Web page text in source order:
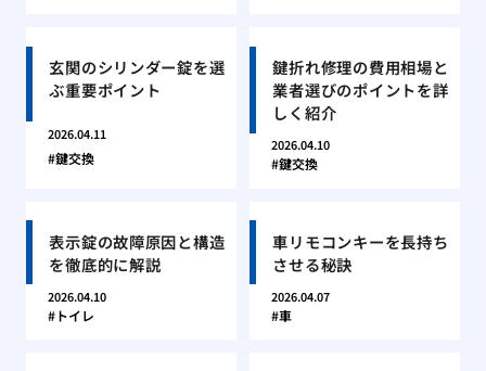
玄関のシリンダー錠を選
ぶ重要ポイント
2026.04.11
鍵交換
鍵折れ修理の費用相場と
業者選びのポイントを詳
しく紹介
2026.04.10
鍵交換
表示錠の故障原因と構造
を徹底的に解説
2026.04.10
トイレ
車リモコンキーを長持ち
させる秘訣
2026.04.07
車